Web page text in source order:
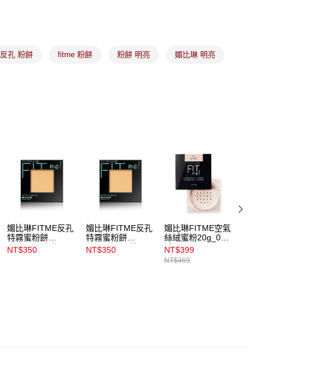
2.付款方式選擇「大哥付你分期」，訂單成立後會自動跳轉到大哥付的交易
流程，驗證手機門號後，選擇欲分期的期數、繳款截止日，確認付款後即
2.透過簡訊連結打開帳單後，可選擇「超商條碼／台灣大直營門市／銀行轉
帳／街口支付／iPASS MONEY」等通路繳費。
1.本服務係由「台灣大哥大股份有限公司」（以下簡稱本公司）所提供，讓
用戶於交易時，得透過本服務購買商品或服務，並由商店將買賣／分期付
2.基於同意付款使用「大哥付你分期」之契約關係目的，商店將以您的個人
資料（包含姓名、電話或地址）提供予台灣大哥大進項蒐集、處理及利
用，由本公司與您本人進行分期帳單所需資料之確認、核對及更正。
https://oppay.tw/userRule
7-11取貨付款
付款後7-11取貨
每筆NT$100，滿NT$899(含以上)免運費
宅配
反孔 粉餅 fitme 粉餅 粉餅 明亮 媚比琳 明亮
媚比琳FITME反孔
特霧蜜粉餅
8.5g_220自信
NT$350
媚比琳FITME反孔
特霧蜜粉餅
8.5g_120內斂
NT$350
媚比琳FITME空氣
絲絨蜜粉20g_05
透明
NT$399
NT$469